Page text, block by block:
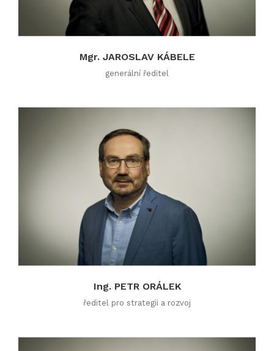
Mgr. JAROSLAV KÁBELE
generální ředitel
Ing. PETR ORÁLEK
ředitel pro strategii a rozvoj